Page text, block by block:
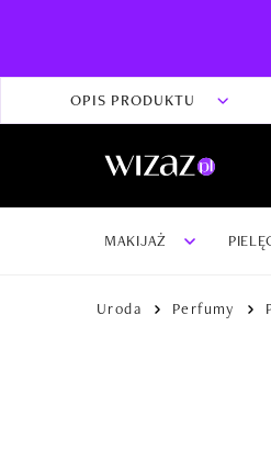
OPIS PRODUKTU
MAKIJAŻ
Uroda Perfumy